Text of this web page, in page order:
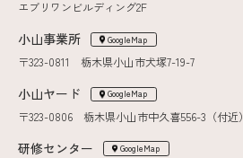
エブリワンビルディング2F
小山事業所 GoogleMap
〒323-0811 栃木県小山市犬塚7-19-7
小山ヤード GoogleMap
〒323-0806 栃木県小山市中久喜556-3（付近）
研修センター GoogleMap